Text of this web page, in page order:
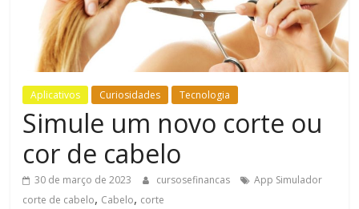
Aplicativos Curiosidades Tecnologia
Simule um novo corte ou
cor de cabelo
30 de março de 2023 cursosefinancas
App Simulador
corte de cabelo, Cabelo, corte